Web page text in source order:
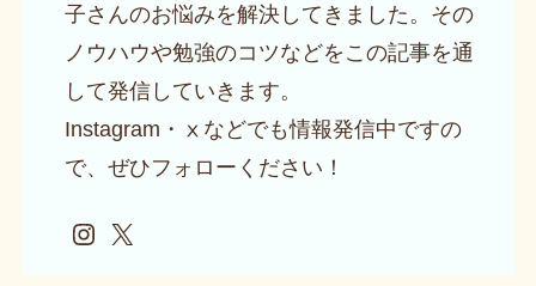
子さんのお悩みを解決してきました。その
ノウハウや勉強のコツなどをこの記事を通
して発信していきます。
Instagram・ⅹなどでも情報発信中ですの
で、ぜひフォローください！
Instagram
X